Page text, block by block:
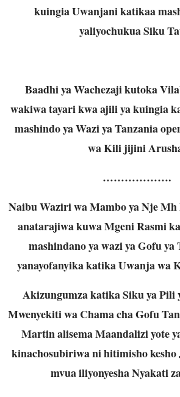
kuingia Uwanjani katikaa
yaliyochukua Siku
Baadhi ya Wachezaji kutoka
wakiwa tayari kwa ajili ya kuingia
mashindo ya Wazi ya Tanzania
wa Kili jijini
……………….
Naibu Waziri wa Mambo ya Nje
anatarajiwa kuwa Mgeni Rasmi
mashindano ya wazi ya Gofu ya
yanayofanyika katika Uwanja wa
Akizungumza katika Siku ya Pili
Mwenyekiti wa Chama cha Gofu
Martin alisema Maandalizi yote
kinachosubiriwa ni hitimisho
mvua iliyonyesha Nyakati